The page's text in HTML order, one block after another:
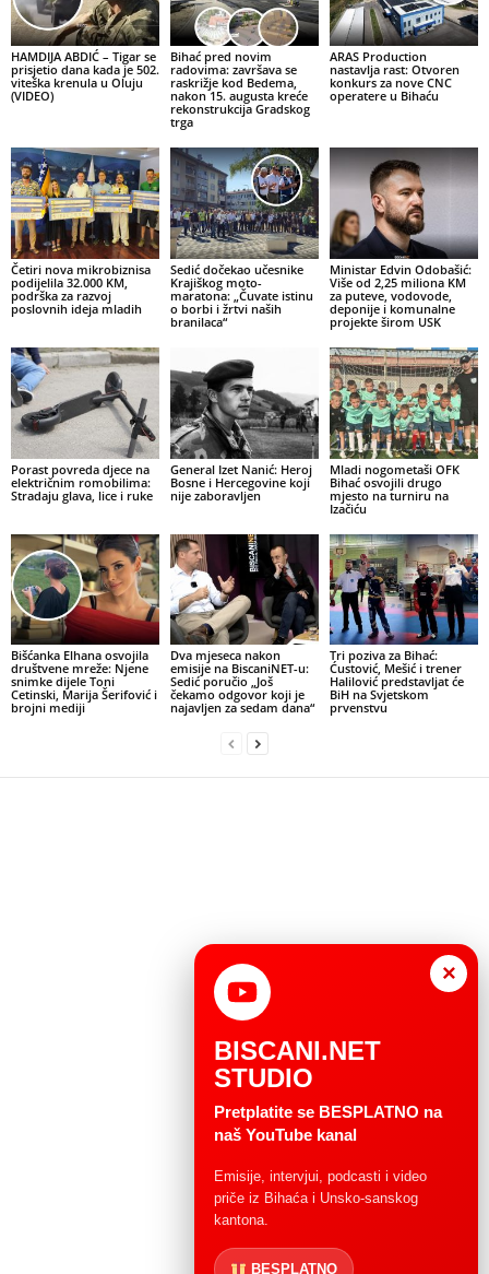
HAMDIJA ABDIĆ – Tigar se
prisjetio dana kada je 502.
viteška krenula u Oluju
(VIDEO)
Bihać pred novim
radovima: završava se
raskrižje kod Bedema,
nakon 15. augusta kreće
rekonstrukcija Gradskog
trga
ARAS Production
nastavlja rast: Otvoren
konkurs za nove CNC
operatere u Bihaću
Četiri nova mikrobiznisa
podijelila 32.000 KM,
podrška za razvoj
poslovnih ideja mladih
Sedić dočekao učesnike
Krajiškog moto-
maratona: „Čuvate istinu
o borbi i žrtvi naših
branilaca“
Ministar Edvin Odobašić:
Više od 2,25 miliona KM
za puteve, vodovode,
deponije i komunalne
projekte širom USK
Porast povreda djece na
električnim romobilima:
Stradaju glava, lice i ruke
General Izet Nanić: Heroj
Bosne i Hercegovine koji
nije zaboravljen
Mladi nogometaši OFK
Bihać osvojili drugo
mjesto na turniru na
Izačiću
Bišćanka Elhana osvojila
društvene mreže: Njene
snimke dijele Toni
Cetinski, Marija Šerifović i
brojni mediji
Dva mjeseca nakon
emisije na BiscaniNET-u:
Sedić poručio „Još
čekamo odgovor koji je
najavljen za sedam dana“
Tri poziva za Bihać:
Ćustović, Mešić i trener
Halilović predstavljat će
BiH na Svjetskom
prvenstvu
×
BISCANI.NET
STUDIO
Pretplatite se BESPLATNO na
naš YouTube kanal
Emisije, intervjui, podcasti i video
priče iz Bihaća i Unsko-sanskog
kantona.
BESPLATNO